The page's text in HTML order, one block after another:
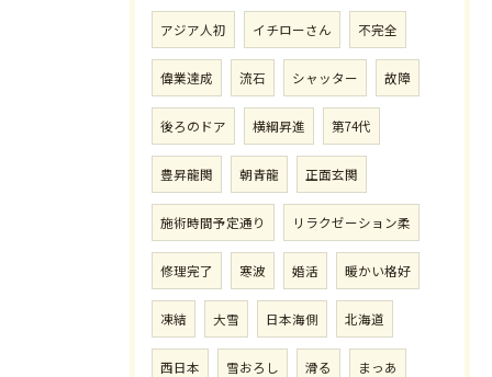
アジア人初 イチローさん 不完全
偉業達成 流石 シャッター 故障
後ろのドア 横綱昇進 第74代
豊昇龍関 朝青龍 正面玄関
施術時間予定通り リラクゼーション柔
修理完了 寒波 婚活 暖かい格好
凍結 大雪 日本海側 北海道
西日本 雪おろし 滑る まっあ